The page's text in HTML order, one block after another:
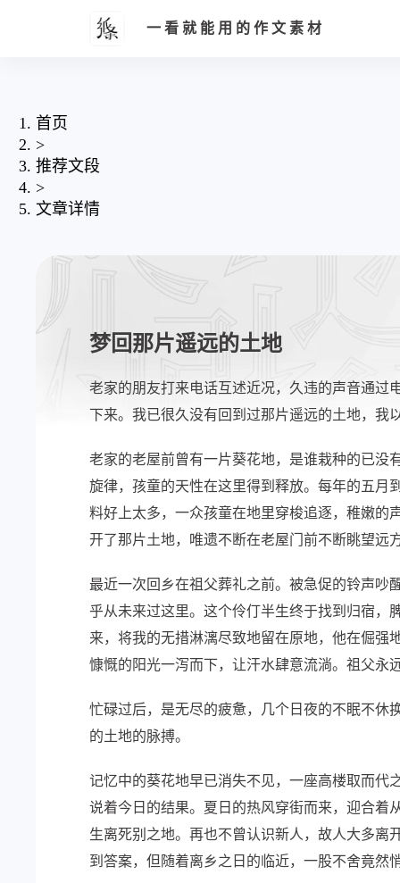
一看就能用的作文素材
首页
>
推荐文段
>
文章详情
梦回那片遥远的土地
老家的朋友打来电话互述近况，久违的声音通过
下来。我已很久没有回到过那片遥远的土地，我
老家的老屋前曾有一片葵花地，是谁栽种的已没
旋律，孩童的天性在这里得到释放。每年的五月
料好上太多，一众孩童在地里穿梭追逐，稚嫩的
开了那片土地，唯遗不断在老屋门前不断眺望远
最近一次回乡在祖父葬礼之前。被急促的铃声吵
乎从未来过这里。这个伶仃半生终于找到归宿，
来，将我的无措淋漓尽致地留在原地，他在倔强
慷慨的阳光一泻而下，让汗水肆意流淌。祖父永
忙碌过后，是无尽的疲惫，几个日夜的不眠不休
的土地的脉搏。
记忆中的葵花地早已消失不见，一座高楼取而代
说着今日的结果。夏日的热风穿街而来，迎合着
生离死别之地。再也不曾认识新人，故人大多离
到答案，但随着离乡之日的临近，一股不舍竟然